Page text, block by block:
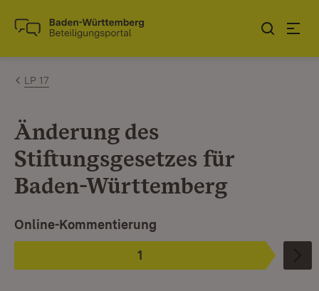
Zum Inhalt springen
Link zur Startseite
LP 17
Änderung des
Stiftungsgesetzes für
Baden-Württemberg
Phase
1
:
Ist ausgewählt.
Online-Kommentierung